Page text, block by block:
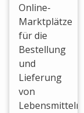
Online-
Marktplätze
für die
Bestellung
und
Lieferung
von
Lebensmitteln.